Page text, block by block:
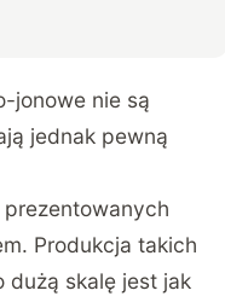
jonowe nie są
jednak pewną
Produkcja takich
dużą skalę jest jak